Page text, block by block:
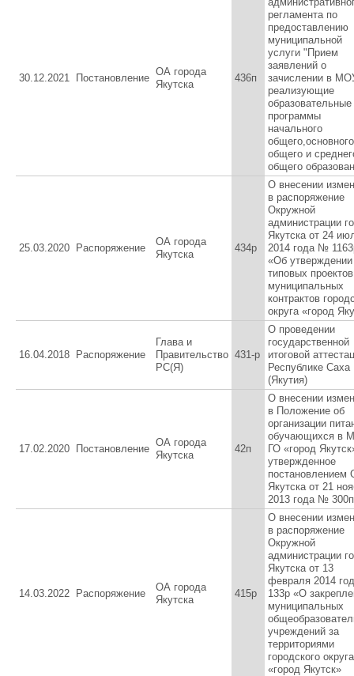
30.12.2021 Постановление
ОА города
Якутска
436п
регламента по
предоставлению
муниципальной
услуги "Прием
заявлений о
зачислении в
реализующие
образовательные
программы
начального
общего,основного
общего и
общего
25.03.2020 Распоряжение
ОА города
Якутска
434р
О внесении
в распоряжение
Окружной
администрации
Якутска от 24
2014 года №
«Об утверждении
типовых проектов
муниципальных
контрактов
округа «город
16.04.2018 Распоряжение
Глава и
Правительство
РС(Я)
431-р
О проведении
государственной
итоговой
Республике Саха
(Якутия)
17.02.2020 Постановление
ОА города
Якутска
42п
О внесении
в Положение об
организации
обучающихся в
ГО «город
утвержденное
постановлением
Якутска от 21
2013 года № 300п
14.03.2022 Распоряжение
ОА города
Якутска
415р
О внесении
в распоряжение
Окружной
администрации
Якутска от 13
февраля 2014
133р «О
муниципальных
учреждений за
территориями
городского округа
«город Якутск»